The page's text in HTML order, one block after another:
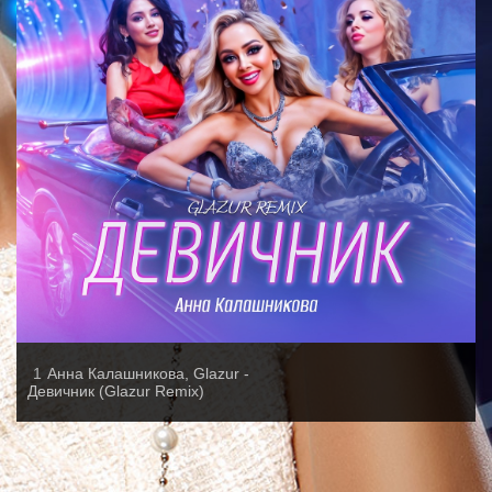
1 Анна Калашникова, Glazur -
Девичник (Glazur Remix)